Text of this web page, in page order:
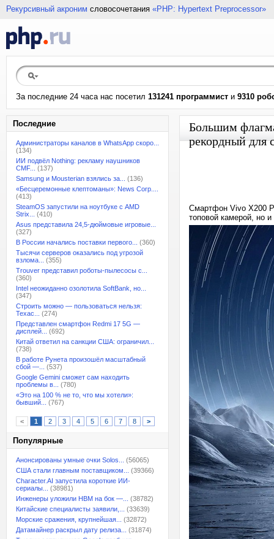
Рекурсивный акроним словосочетания «PHP: Hypertext Preprocessor»
За последние 24 часа нас посетил 131241 программист и 9310
Последние
Администраторы каналов в WhatsApp скоро...
(134)
ИИ подвёл Nothing: рекламу наушников
CMF...
(137)
Samsung и Mousterian взялись за...
(136)
«Бесцеремонные клептоманы»: News Corp....
(413)
SteamOS запустили на ноутбуке с AMD
Strix...
(410)
Asus представила 24,5-дюймовые игровые...
(327)
В России начались поставки первого...
(360)
Тысячи серверов оказались под угрозой
взлома...
(355)
Trouver представил роботы-пылесосы с...
(360)
Intel неожиданно озолотила SoftBank, но...
(347)
Строить можно — пользоваться нельзя:
Техас...
(274)
Представлен смартфон Redmi 17 5G —
дисплей...
(692)
Китай ответил на санкции США: ограничил...
(738)
В работе Рунета произошёл масштабный
сбой —...
(537)
Google Gemini сможет сам находить
проблемы в...
(780)
«Это на 100 % не то, что мы хотели»:
бывший...
(767)
< 1 2 3 4 5 6 7 8 >
Популярные
Анонсированы умные очки Solos...
(56065)
США стали главным поставщиком...
(39366)
Character.AI запустила короткие ИИ-
сериалы...
(38981)
Инженеры уложили HBM на бок —...
(38782)
Китайские специалисты заявили,...
(33639)
Морские сражения, крупнейшая...
(32872)
Датамайнер раскрыл дату релиза...
(31874)
Большим
рекордный для
Смартфон Vivo X200
топовой камерой, но